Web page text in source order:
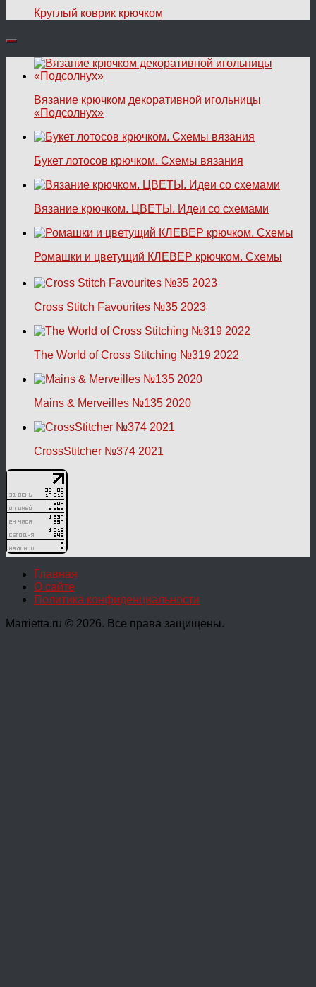
Круглый коврик крючком
Вязание крючком декоративной игольницы
«Подсолнух»
Букет лотосов крючком. Схемы вязания
Вязание крючком. ЦВЕТЫ. Идеи со схемами
Ромашки и цветущий КЛЕВЕР крючком. Схемы
Cross Stitch Favourites №35 2023
The World of Cross Stitching №319 2022
Mains & Merveilles №135 2020
CrossStitcher №374 2021
Главная
О сайте
Политика конфиденциальности
Marrietta.ru © 2026. Все права защищены.